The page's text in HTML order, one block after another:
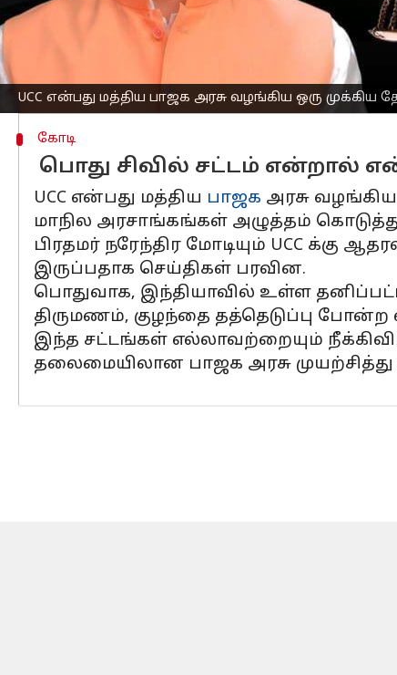
UCC என்பது மத்திய பாஜக அரசு வழங்கிய ஒரு முக்கிய
ஓய்வு பெற்ற நீதிபதி ரஞ்சனா தேசாய்
நாட்களில் முதல்வர் புஷ்கர் சிங்
உத்தரகாண்ட் சட்டப் பேரவையின்
கோடி
பொது சிவில் சட்டம் என்றால்
UCC என்பது மத்திய பாஜக அரசு
மாநில அரசாங்கங்கள் அழுத்தம்
பிரதமர் நரேந்திர மோடியும் UCC க்கு
இருப்பதாக செய்திகள் பரவின.
பொதுவாக, இந்தியாவில் உள்ள
திருமணம், குழந்தை தத்தெடுப்பு
இந்த சட்டங்கள் எல்லாவற்றையும்
தலைமையிலான பாஜக அரசு முயற்சித்து